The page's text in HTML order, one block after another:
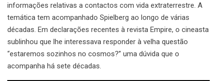
informações relativas a contactos com vida extraterrestre. A
temática tem acompanhado Spielberg ao longo de várias
décadas. Em declarações recentes à revista Empire, o cineasta
sublinhou que lhe interessava responder à velha questão
“estaremos sozinhos no cosmos?” uma dúvida que o
acompanha há sete décadas.